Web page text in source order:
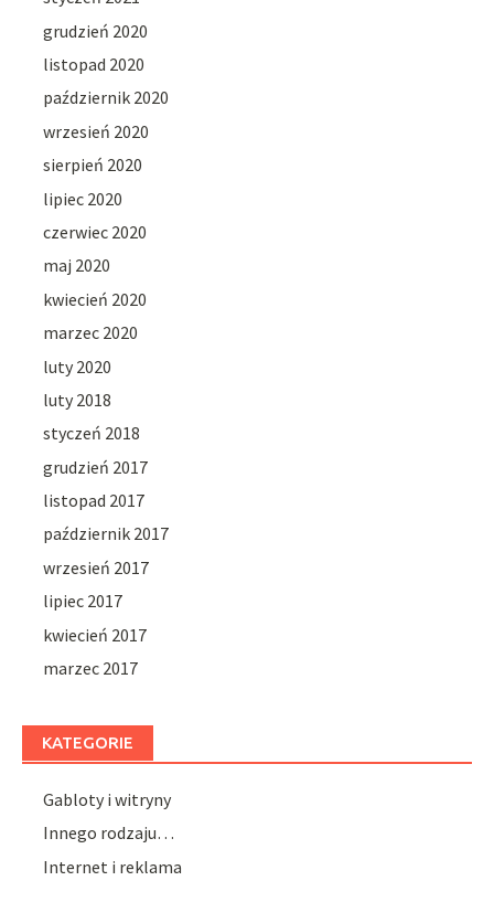
grudzień 2020
listopad 2020
październik 2020
wrzesień 2020
sierpień 2020
lipiec 2020
czerwiec 2020
maj 2020
kwiecień 2020
marzec 2020
luty 2020
luty 2018
styczeń 2018
grudzień 2017
listopad 2017
październik 2017
wrzesień 2017
lipiec 2017
kwiecień 2017
marzec 2017
KATEGORIE
Gabloty i witryny
Innego rodzaju…
Internet i reklama